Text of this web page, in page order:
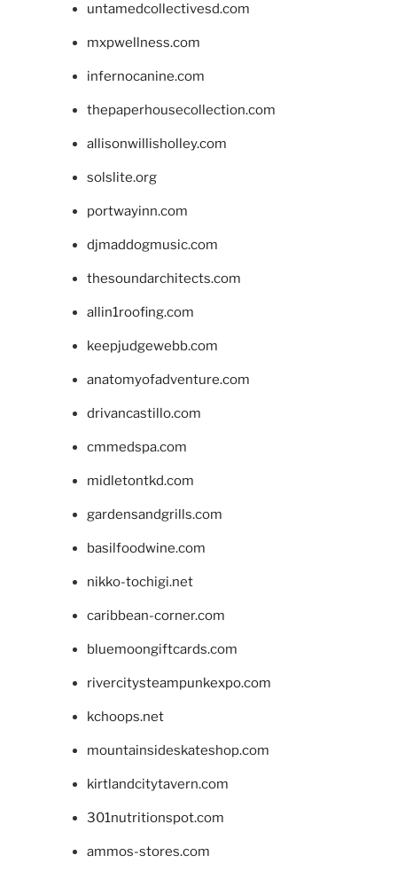
untamedcollectivesd.com
mxpwellness.com
infernocanine.com
thepaperhousecollection.com
allisonwillisholley.com
solslite.org
portwayinn.com
djmaddogmusic.com
thesoundarchitects.com
allin1roofing.com
keepjudgewebb.com
anatomyofadventure.com
drivancastillo.com
cmmedspa.com
midletontkd.com
gardensandgrills.com
basilfoodwine.com
nikko-tochigi.net
caribbean-corner.com
bluemoongiftcards.com
rivercitysteampunkexpo.com
kchoops.net
mountainsideskateshop.com
kirtlandcitytavern.com
301nutritionspot.com
ammos-stores.com